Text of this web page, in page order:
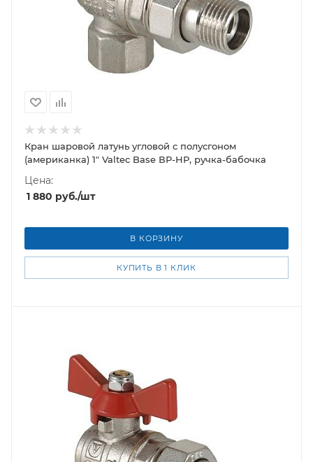
Кран шаровой латунь угловой с полусгоном
(американка) 1" Valtec Base ВР-НР, ручка-бабочка
Цена:
1 880 руб./шт
В КОРЗИНУ
КУПИТЬ В 1 КЛИК